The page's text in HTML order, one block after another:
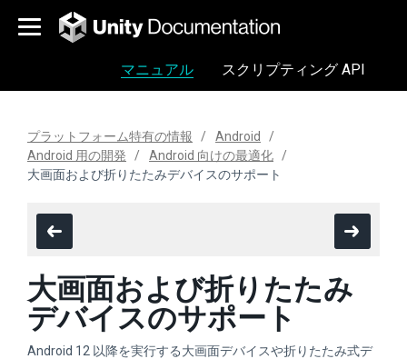
マニュアル スクリプティング API
プラットフォーム特有の情報
Android
Android 用の開発
Android 向けの最適化
大画面および折りたたみデバイスのサポート
大画面および折りたたみ
デバイスのサポート
Android 12 以降を実行する大画面デバイスや折りたたみ式デ